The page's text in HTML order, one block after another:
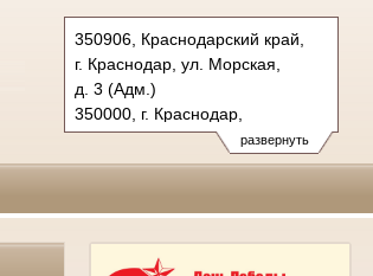
развернуть
350906, Краснодарский край,
г. Краснодар, ул. Морская,
д. 3 (Адм.)
350000, г. Краснодар,
ул. Красная, д.113 (Уг.)
350907, г. Краснодар,
Тел.: (861) 219-24-00